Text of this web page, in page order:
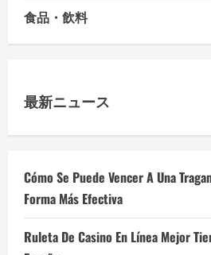
食品・飲料
最新ニュース
Cómo Se Puede Vencer A Una
Forma Más Efectiva
Ruleta De Casino En Línea Mejor